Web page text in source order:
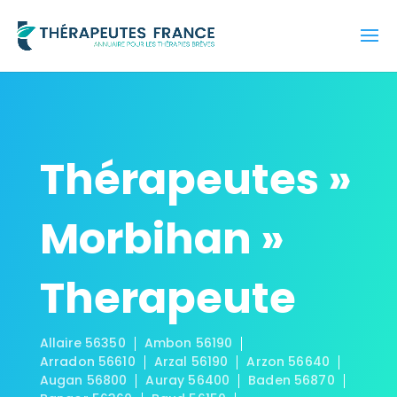
Thérapeutes »
Morbihan »
Therapeute
Allaire 56350
Ambon 56190
Arradon 56610
Arzal 56190
Arzon 56640
Augan 56800
Auray 56400
Baden 56870